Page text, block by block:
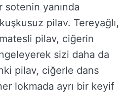
sotenin yanında
pilav. Tereyağlı,
pilav, ciğerin
sizi daha da
pilav, ciğerle dans
lokmada ayrı bir keyif